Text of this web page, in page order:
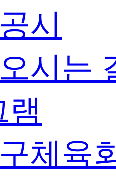
시
시는
램
체육